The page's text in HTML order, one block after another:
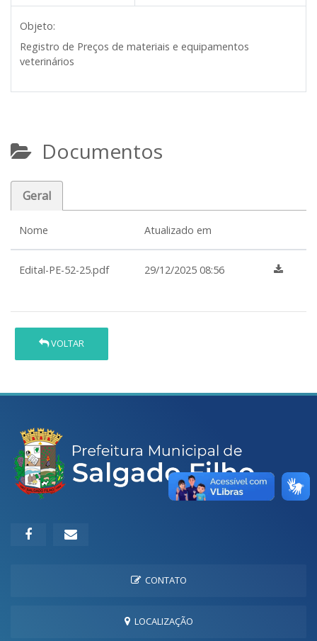
Objeto:
Registro de Preços de materiais e equipamentos
veterinários
Documentos
Geral
Nome Atualizado em
Edital-PE-52-25.pdf 29/12/2025 08:56
VOLTAR
CONTATO
LOCALIZAÇÃO